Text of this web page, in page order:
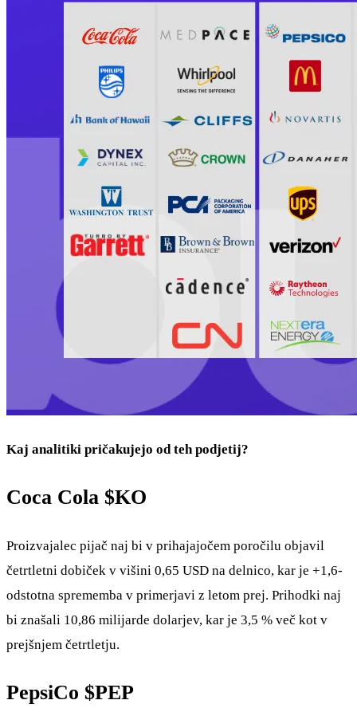
Kaj analitiki pričakujejo od teh podjetij?
Coca Cola $KO
Proizvajalec pijač naj bi v prihajajočem poročilu objavil
četrtletni dobiček v višini 0,65 USD na delnico, kar je +1,6-
odstotna sprememba v primerjavi z letom prej. Prihodki naj
bi znašali 10,86 milijarde dolarjev, kar je 3,5 % več kot v
prejšnjem četrtletju.
PepsiCo $PEP